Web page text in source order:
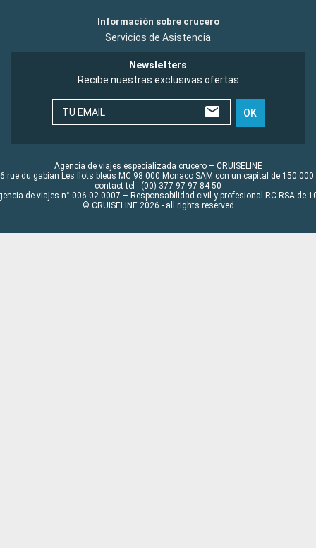
Información sobre crucero
Servicios de Asistencia
Newsletters
Recibe nuestras exclusivas ofertas
TU EMAIL OK
Agencia de viajes especializada crucero – CRUISELINE
rue du gabian Les flots bleus MC 98 000 Monaco SAM con un capital de 150 000
contact tel : (00) 377 97 97 84 50
de viajes n° 006 02 0007 – Responsabilidad civil y profesional RC RSA de
© CRUISELINE 2026 - all rights reserved